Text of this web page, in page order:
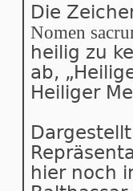
Die
Nomen
heilig zu
ab,
Heiliger
hier noch